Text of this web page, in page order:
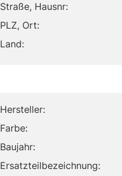
Straße, Hausnr:
PLZ, Ort:
Land:
Hersteller:
Farbe:
Baujahr:
Ersatzteilbezeichnung: